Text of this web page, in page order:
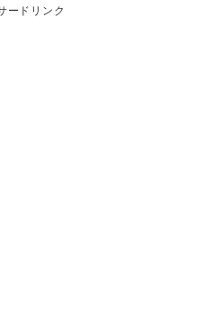
ードリンク